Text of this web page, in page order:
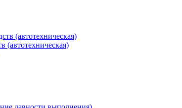
(автотехническая)